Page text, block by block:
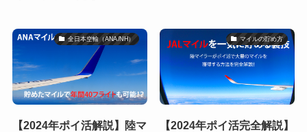
全日本空輸（ANA/NH）
【2024年ポイ活解説】陸マ
マイルの貯め方
【2024年ポイ活完全解説】